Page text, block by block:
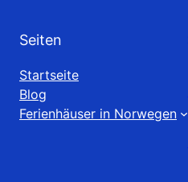
Seiten
Startseite
Blog
Ferienhäuser in Norwegen